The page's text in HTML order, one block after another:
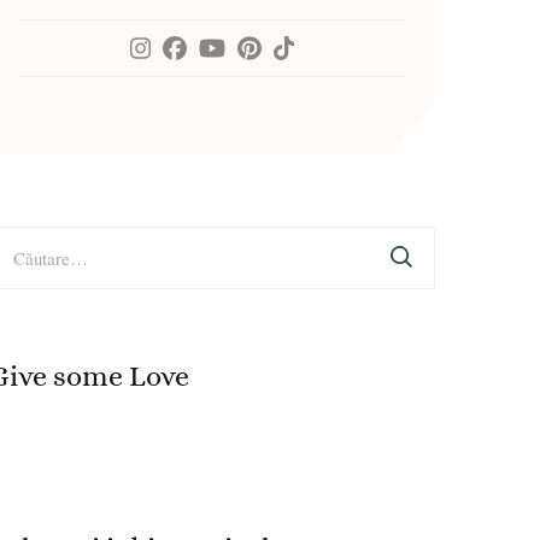
some Love